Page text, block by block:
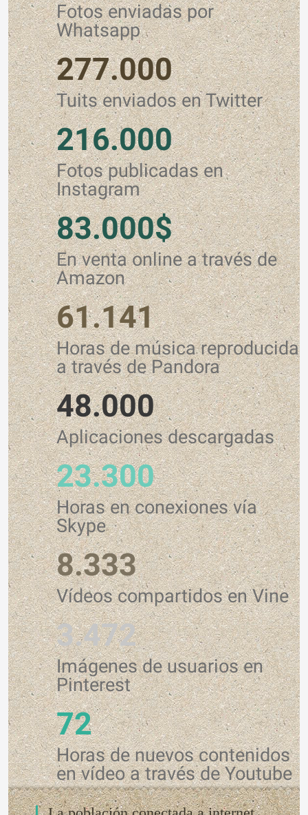
Fotos enviadas por
Whatsapp
277.000
Tuits enviados en Twitter
216.000
Fotos publicadas en
Instagram
83.000$
En venta online a través de
Amazon
61.141
Horas de música reproducida
a través de Pandora
48.000
Aplicaciones descargadas
23.300
Horas en conexiones vía
Skype
8.333
Vídeos compartidos en Vine
3.472
Imágenes de usuarios en
Pinterest
72
Horas de nuevos contenidos
en vídeo a través de Youtube